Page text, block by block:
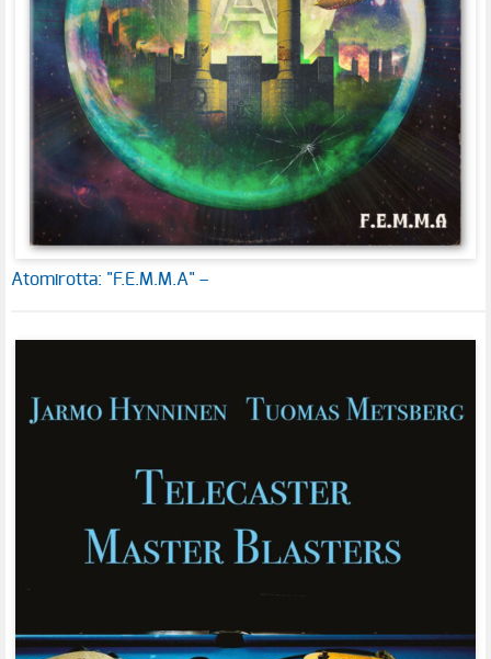
Atomirotta: "F.E.M.M.A" –